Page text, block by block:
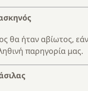
θα ήταν αβίωτος, εάν
παρηγορία μας.